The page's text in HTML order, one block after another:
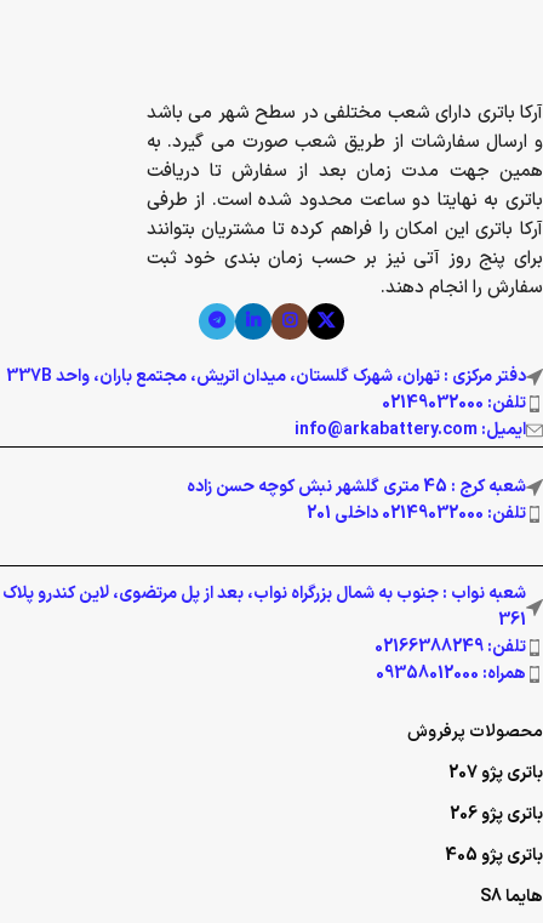
آرکا باتری دارای شعب مختلفی در سطح شهر می باشد
و ارسال سفارشات از طریق شعب صورت می گیرد. به
همین جهت مدت زمان بعد از سفارش تا دریافت
باتری به نهایتا دو ساعت محدود شده است. از طرفی
آرکا باتری این امکان را فراهم کرده تا مشتریان بتوانند
برای پنج روز آتی نیز بر حسب زمان بندی خود ثبت
سفارش را انجام دهند.
دفتر مرکزی : تهران، شهرک گلستان، میدان اتریش، مجتمع باران، واحد 337B
تلفن: 02149032000
ایمیل: info@arkabattery.com
شعبه کرج : 45 متری گلشهر نبش کوچه حسن زاده
تلفن: 02149032000 داخلی 201
شعبه نواب : جنوب به شمال بزرگراه نواب، بعد از پل مرتضوی، لاین کندرو پلاک
361
تلفن: 02166388249
همراه: 09358012000
محصولات پرفروش
باتری پژو 207
باتری پژو 206
باتری پژو 405
هایما S8